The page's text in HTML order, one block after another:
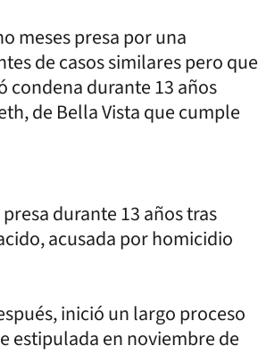
meses presa por una
de casos similares pero que
condena durante 13 años
de Bella Vista que cumple
durante 13 años tras
acusada por homicidio
inició un largo proceso
estipulada en noviembre de